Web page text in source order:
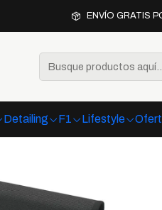
Detailing F1 Lifestyle
ENVÍO GRATIS
Juegos de herramientas Wera